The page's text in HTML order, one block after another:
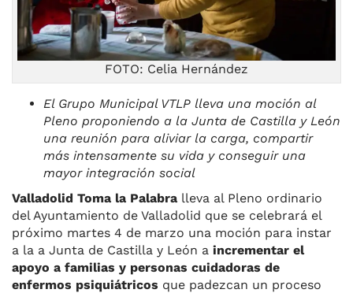
FOTO: Celia Hernández
El Grupo Municipal VTLP lleva una moción al
Pleno proponiendo a la Junta de Castilla y León
una reunión para aliviar la carga, compartir
más intensamente su vida y conseguir una
mayor integración social
Valladolid Toma la Palabra lleva al Pleno ordinario
del Ayuntamiento de Valladolid que se celebrará el
próximo martes 4 de marzo una moción para instar
a la a Junta de Castilla y León a incrementar el
apoyo a familias y personas cuidadoras de
enfermos psiquiátricos que padezcan un proceso